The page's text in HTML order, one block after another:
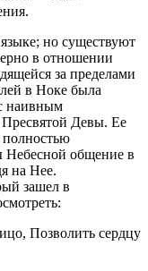
но существуют
в отношении
за пределами
в Ноке была
наивным
Пресвятой Девы. Ее
Небесной общение в
на Нее.
зашел в
Позволить сердцу